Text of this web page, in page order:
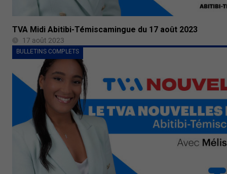
TVA Midi Abitibi-Témiscamingue du 17 août 2023
17 août 2023
BULLETINS COMPLETS